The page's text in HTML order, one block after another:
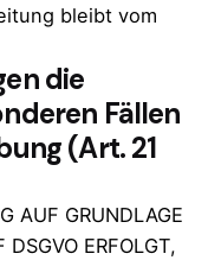
bleibt vom
die
Fällen
(Art. 21
AUF GRUNDLAGE
ERFOLGT,